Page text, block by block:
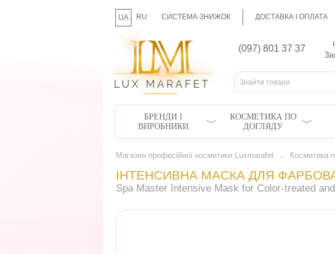
UA RU СИСТЕМА ЗНИЖОК ДОСТАВКА І ОПЛАТА
(097) 801 37 37
БРЕНДИ І
ВИРОБНИКИ
КОСМЕТИКА ПО
ДОГЛЯДУ
Магазин професійної косметики Luxmarafet → Косметика
ІНТЕНСИВНА МАСКА ДЛЯ
Spa Master Intensive Mask for Color-treated